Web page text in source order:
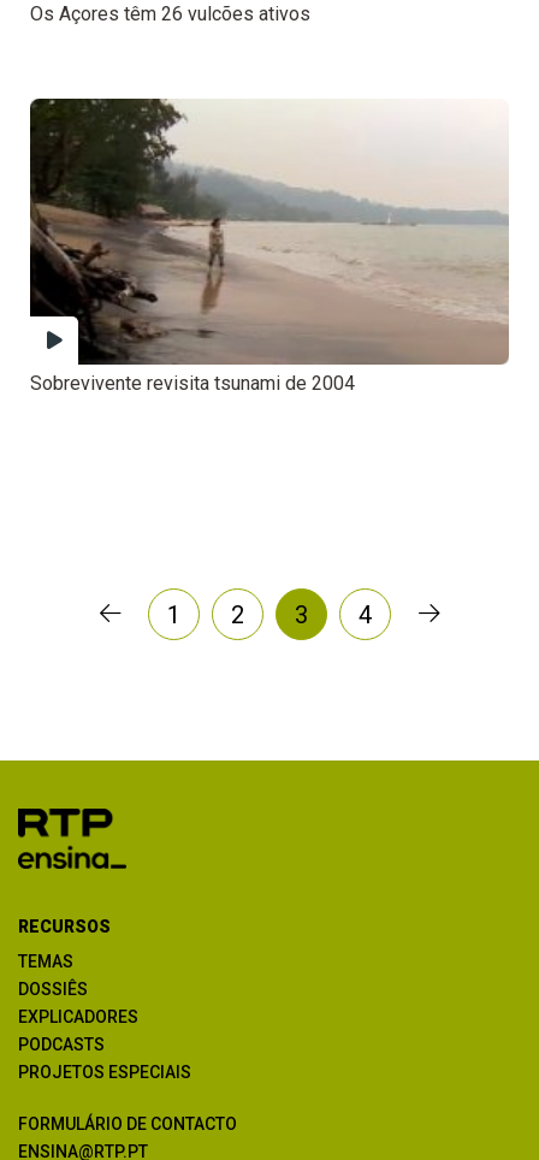
Os Açores têm 26 vulcões ativos
Sobrevivente revisita tsunami de 2004
1 2 3 4
RECURSOS
TEMAS
DOSSIÊS
EXPLICADORES
PODCASTS
PROJETOS ESPECIAIS
FORMULÁRIO DE CONTACTO
ENSINA@RTP.PT